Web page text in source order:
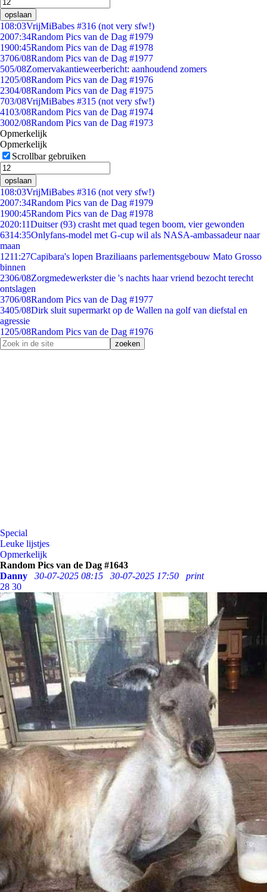
opslaan
108:03VrijMiBabes #316 (not very sfw!)
2007:34Random Pics van de Dag #1979
1900:45Random Pics van de Dag #1978
3706/08Random Pics van de Dag #1977
505/08Zomervakantieweerbericht: aanhoudend zomers
1205/08Random Pics van de Dag #1976
2304/08Random Pics van de Dag #1975
703/08VrijMiBabes #315 (not very sfw!)
4103/08Random Pics van de Dag #1974
3002/08Random Pics van de Dag #1973
Opmerkelijk
Opmerkelijk
Scrollbar gebruiken
opslaan
108:03VrijMiBabes #316 (not very sfw!)
2007:34Random Pics van de Dag #1979
1900:45Random Pics van de Dag #1978
2020:11Duitser (93) crasht met quad tegen boom, vier gewonden
6314:35Onlyfans-model met G-cup wil als NASA-ambassadeur naar
maan
1211:27Capibara's lopen Braziliaans parlementsgebouw Mato Grosso
binnen
2306/08Zorgmedewerkster die 's nachts haar vriend bezocht terecht
ontslagen
3706/08Random Pics van de Dag #1977
3405/08Dirk sluit supermarkt op de Wallen na golf van diefstal en
agressie
1205/08Random Pics van de Dag #1976
Special
Leuke lijstjes
Opmerkelijk
Random Pics van de Dag #1643
Danny
30-07-2025 08:15 30-07-2025 17:50
print
28 30